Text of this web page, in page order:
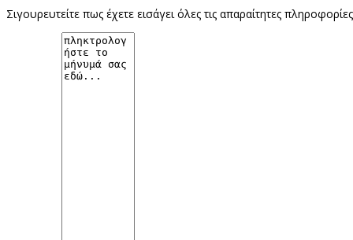
Σιγουρευτείτε πως έχετε εισάγει όλες τις απαραίτητες